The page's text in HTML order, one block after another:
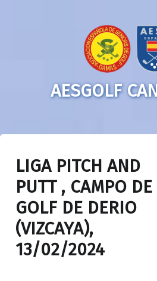
AESGOLF
LIGA PITCH AND
PUTT , CAMPO DE
GOLF DE DERIO
(VIZCAYA),
13/02/2024